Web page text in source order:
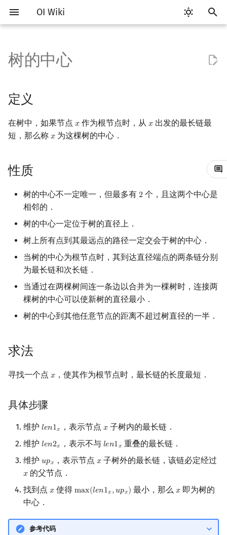
OI Wiki
入
以
始
搜
Getting Started
关于本项目
如何参与
OI Wiki 不是什么
格式手册
数学符号表
F.A.Q.
镜像站列表
致谢
比赛相关简介
赛事
题型
学习路线
学习资源
技巧
常见错误
工具软件简介
代码编辑工具
VS Code
Notepad++
Dev-C++
Geany
Xcode
评测工具 Cena
命令行
命令行编译与调试
编译器
WSL (Windows 10)
Special Judge
Testlib
Generator
Checker
Polygon
OJ 工具
语言基础简介
C++ 基础
变量
高级数据类型
文件操作
C++ 标准库 STL 算法
pair
C++ 进阶
值类别
常量
Lambda 表达式
编译优化
C++ 与其他常用语言的区别
Pascal 转 C++ 急救
Python 速成
Java 速成
Java 进阶
算法基础简介
复杂度
枚举
递归 & 分治
贪心
冒泡排序
基数排序
归并排序
桶排序
希尔排序
前缀和 & 差分
二分
倍增
构造
搜索部分简介
DFS（搜索）
BFS（搜索）
双向搜索
启发式搜索
A*
迭代加深搜索
IDA*
回溯法
Dancing Links
Alpha–Beta 剪枝
动态规划部分简介
动态规划基础
记忆化搜索
背包 DP
区间 DP
DAG 上的 DP
树形 DP
状压 DP
数位 DP
插头 DP
计数 DP
斜率优化
WQS 二分
其它 DP 方法
字符串部分简介
字符串基础
标准库
字符串匹配
字符串哈希
字典树 (Trie)
前缀函数与 KMP 算法
Boyer–Moore 算法
Z 函数（扩展 KMP）
AC 自动机
后缀数组 (SA)
Manacher
回文树
序列自动机
数学部分简介
布尔代数
数字系统 平衡三进制
位操作
二进制集合操作
高精度计算
快速幂
置换和排列
弧度制与坐标系
复数
数论
素数
筛法
裴蜀定理 & 一次不定方程
模逆元
线性同余方程
同余方程
二次剩余
阶 & 原根
快速傅里叶变换
Chirp Z 变换
多项式多点求值|快速插值
常系数齐次线性递推
多项式平移|连续点值平移
指数生成函数
容斥原理
卡特兰数
贝尔数
Entringer Number
Eulerian Number
内积和外积
行列式
线性基
特征多项式
对角化
抽象代数
环论
概率论
随机变量
博弈论
零和游戏
高斯消元
数据结构部分简介
栈
队列
哈希表
并查集
配对堆
块状数据结构
块状链表
单调栈
单调队列
ST 表
李超线段树
区间最值操作 & 区间历史
Splay 树
笛卡尔树
AVL 树
左偏红黑树
AA 树
跳表
可持久化数据结构
可持久化块状数组
可持久化可并堆
树套树
线段树套平衡树
Euler Tour Tree
定义
性质
求法
具体步骤
示例
时间复杂度
最短路
差分约束
k 短路
同余最短路
最小生成树
最小树形图
最小直径生成树
强连通分量
双连通分量
割点和桥
圆方树
点/边连通度
网络流简介
最大流
最小割
费用流
上下界网络流
Stoer–Wagner 算法
图匹配
二分图最大匹配
二分图最大权匹配
一般图最大匹配
一般图最大权匹配
稳定匹配
计算几何部分简介
二维计算几何基础
三维计算几何基础
Pick 定理
三角剖分
扫描线
旋转卡壳
半平面交
平面最近点对
杂项简介
离散化
双指针
离线算法
整体二分
分数规划
随机化
爬山算法
悬线法
有限状态自动机
计算理论基础
字节顺序
约瑟夫问题
15-puzzle
Kahan 求和
珂朵莉树/颜色段均摊
RMQ
并查集应用
括号序列
线段树与离线询问
树的中心
定义
在树中，如果节点 𝑥
x 作为根节点时，从𝑥
x 出发的最长链最
短，那么称 𝑥
x 为这棵树的中心．
性质
树的中心不一定唯一，但最多有 2
2 个，且这两个中心是
相邻的．
树的中心一定位于树的直径上．
树上所有点到其最远点的路径一定交会于树的中心．
当树的中心为根节点时，其到达直径端点的两条链分别
为最长链和次长链．
当通过在两棵树间连一条边以合并为一棵树时，连接两
棵树的中心可以使新树的直径最小．
树的中心到其他任意节点的距离不超过树直径的一半．
求法
寻找一个点 𝑥
x ，使其作为根节点时，最长链的长度最短．
具体步骤
维护 𝑙𝑒𝑛1𝑥
len1x ，表示节点 𝑥
x子树内的最长链．
维护 𝑙𝑒𝑛2𝑥
len2x ，表示不与 𝑙𝑒𝑛1𝑥
len1x 重叠的最长链．
维护 𝑢𝑝𝑥
upx ，表示节点 𝑥
x 子树外的最长链，该链必定经过
𝑥
x 的父节点．
找到点 𝑥
x 使得max(𝑙𝑒𝑛1𝑥,𝑢𝑝𝑥)
max(len1x,upx) 最小，那么 𝑥
x 即为树的
中心．
参考代码